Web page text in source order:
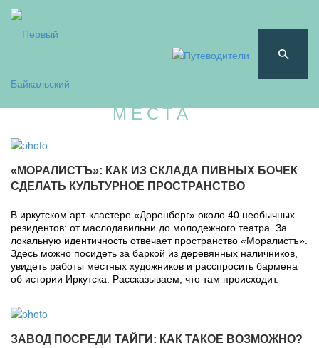
МЕСТА
«МОРАЛИСТЪ»: КАК ИЗ СКЛАДА ПИВНЫХ БОЧЕК
СДЕЛАТЬ КУЛЬТУРНОЕ ПРОСТРАНСТВО
В иркутском арт-кластере «Доренберг» около 40 необычных
резидентов: от маслодавильни до молодежного театра. За
локальную идентичность отвечает пространство «Моралистъ».
Здесь можно посидеть за баркой из деревянных наличников,
увидеть работы местных художников и расспросить бармена
об истории Иркутска. Рассказываем, что там происходит.
ЗАВОД ПОСРЕДИ ТАЙГИ: КАК ТАКОЕ ВОЗМОЖНО?